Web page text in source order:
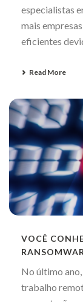
especialistas
mais
eficientes
Read More
VOCÊ
No último
trabalho